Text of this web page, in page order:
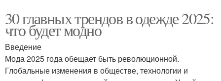
30 главных трендов в одежде 2025:
что будет модно
Введение
Мода 2025 года обещает быть революционной.
Глобальные изменения в обществе, технологии и